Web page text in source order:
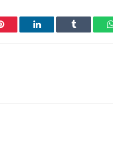
Pinterest LinkedIn Tumblr